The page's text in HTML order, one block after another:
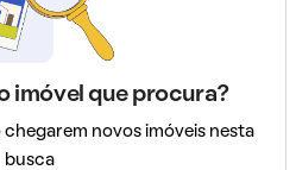
imóvel que procura?
novos imóveis nesta
busca